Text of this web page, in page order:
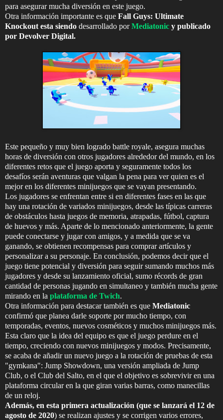
para asegurar mucha diversión en este juego.
Otra información importante es que Fall Guys: Ultimate
Knockout esta siendo desarrollado porMediatonic y publicado
por Devolver Digital.
Este pequeño y muy bien logrado battle royale, asegura muchas
horas de diversión con otros jugadores alrededor del mundo, en los
diferentes retos que el juego aporta y seguramente todos los
desafíos serán aventuras que valgan la pena para ver quien es el
mejor en los diferentes minijuegos que se vayan presentando.
Los jugadores se enfrentan entre si en diferentes fases en las que
hay una rotación de variados minijuegos, desde las típicas carreras
de obstáculos hasta juegos de memoria, atrapadas, fútbol, captura
de huevos y más. Aparte de lo mencionado anteriormente, la gente
puede conectarse y jugar con amigos, y a medida que se va
ganando, se obtienen recompensas para comprar artículos y
personalizar a su personaje. En conclusión, podemos decir que el
juego tiene potencial y diversión para seguir sumando muchos más
jugadores y desde su lanzamiento oficial, sumo récords de gran
cantidad de personas jugando en simultaneo y también mucha gente
mirando en la plataforma de Twich.
Otra información para destacar también es que Mediatonic
confirmó que planea darle soporte por mucho tiempo, con
temporadas, eventos, nuevos cosméticos y muchos minijuegos más.
Esta claro que la idea del equipo es que el juego perdure en el
tiempo, creciendo con nuevos minijuegos y modos. Precisamente,
se acaba de añadir un nuevo juego a la rotación de pruebas de esta
"gymkana": Jump Showdown, una versión ampliada de Jump
Club, o el Club del Salto, en el que el objetivo es sobrevivir en una
plataforma circular en la que giran varias barras, como manecillas
de un reloj.
Además, en esta primera actualización (que se lanzará el 12 de
agosto de 2020) se realizan ajustes y se corrigen varios errores,